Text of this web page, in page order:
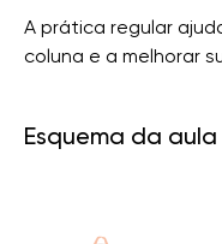
A prática regular
coluna e a melhorar
Esquema da aula